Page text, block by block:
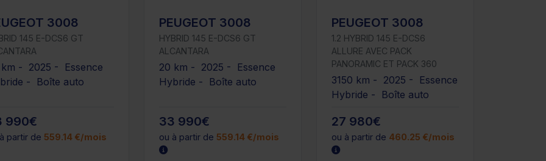
3008
145 E-DCS6 GT
km - 2025 - Essence
- Boîte auto
990€
partir de 559.14 €/mois
PEUGEOT 3008
HYBRID 145 E-DCS6 GT
ALCANTARA
20 km - 2025 - Essence
Hybride - Boîte auto
33 990€
ou à partir de 559.14 €/mois
PEUGEOT 3008
1.2 HYBRID 145 E-DCS6
ALLURE AVEC PACK
PANORAMIC ET PACK 360
3150 km - 2025 - Essence
Hybride - Boîte auto
27 980€
ou à partir de 460.25 €/mois